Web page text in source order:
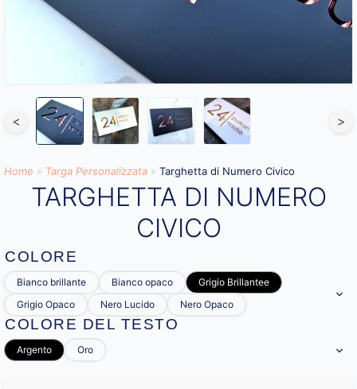
< >
Home » Targa Personalizzata » Targhetta di Numero Civico
TARGHETTA DI NUMERO
CIVICO
COLORE
Bianco brillante Bianco opaco
Grigio Brillantee
Grigio Opaco
Nero Lucido Nero Opaco
COLORE DEL TESTO
Argento Oro